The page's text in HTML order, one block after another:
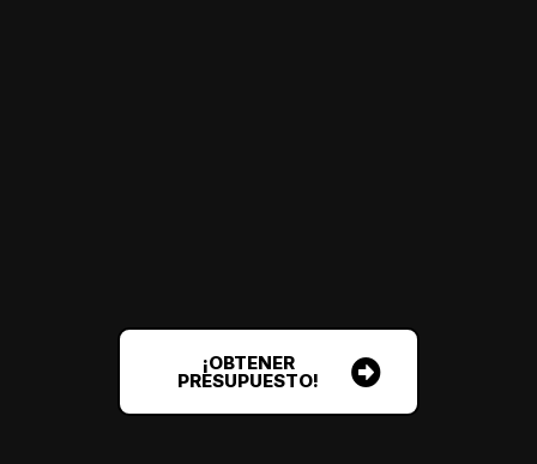
¡OBTENER
PRESUPUESTO!